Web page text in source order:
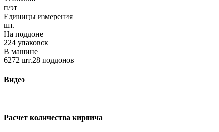
п/эт
Единицы измерения
шт.
На поддоне
224 упаковок
В машине
6272 шт.28 поддонов
Видео
Расчет количества кирпича